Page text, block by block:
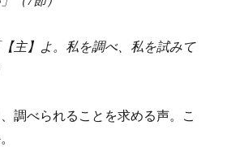
主】よ。私を調べ、私を試みて
調べられることを求める声。こ